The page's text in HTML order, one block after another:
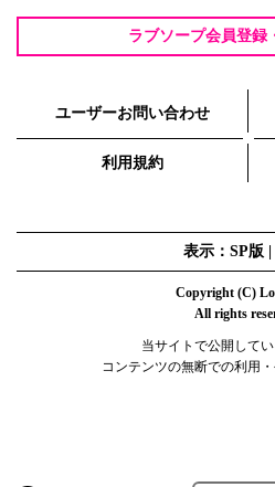
ラブソープ会員登録
ユーザーお問い合わせ
利用規約
表示：SP版 |
Copyright (C)
All rights
当サイトで公開して
コンテンツの無断での利用